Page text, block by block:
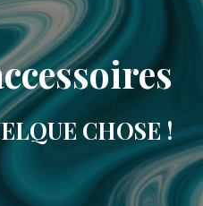
CHOSE !